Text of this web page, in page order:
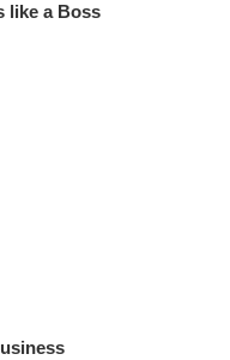
like a Boss